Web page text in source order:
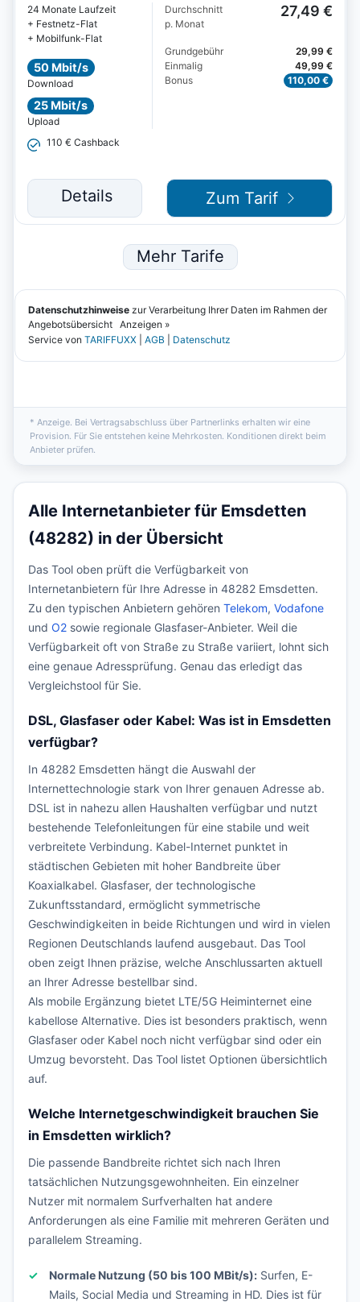
* Anzeige. Bei Vertragsabschluss über Partnerlinks erhalten wir eine
Provision. Für Sie entstehen keine Mehrkosten. Konditionen direkt beim
Anbieter prüfen.
Alle Internetanbieter für Emsdetten
(48282) in der Übersicht
Das Tool oben prüft die Verfügbarkeit von
Internetanbietern für Ihre Adresse in 48282 Emsdetten.
Zu den typischen Anbietern gehören Telekom, Vodafone
und O2 sowie regionale Glasfaser-Anbieter. Weil die
Verfügbarkeit oft von Straße zu Straße variiert, lohnt sich
eine genaue Adressprüfung. Genau das erledigt das
Vergleichstool für Sie.
DSL, Glasfaser oder Kabel: Was ist in Emsdetten
verfügbar?
In 48282 Emsdetten hängt die Auswahl der
Internettechnologie stark von Ihrer genauen Adresse ab.
DSL ist in nahezu allen Haushalten verfügbar und nutzt
bestehende Telefonleitungen für eine stabile und weit
verbreitete Verbindung. Kabel-Internet punktet in
städtischen Gebieten mit hoher Bandbreite über
Koaxialkabel. Glasfaser, der technologische
Zukunftsstandard, ermöglicht symmetrische
Geschwindigkeiten in beide Richtungen und wird in vielen
Regionen Deutschlands laufend ausgebaut. Das Tool
oben zeigt Ihnen präzise, welche Anschlussarten aktuell
an Ihrer Adresse bestellbar sind.
Als mobile Ergänzung bietet LTE/5G Heiminternet eine
kabellose Alternative. Dies ist besonders praktisch, wenn
Glasfaser oder Kabel noch nicht verfügbar sind oder ein
Umzug bevorsteht. Das Tool listet Optionen übersichtlich
auf.
Welche Internetgeschwindigkeit brauchen Sie
in Emsdetten wirklich?
Die passende Bandbreite richtet sich nach Ihren
tatsächlichen Nutzungsgewohnheiten. Ein einzelner
Nutzer mit normalem Surfverhalten hat andere
Anforderungen als eine Familie mit mehreren Geräten und
parallelem Streaming.
Normale Nutzung (50 bis 100 MBit/s): Surfen, E-
Mails, Social Media und Streaming in HD. Dies ist für